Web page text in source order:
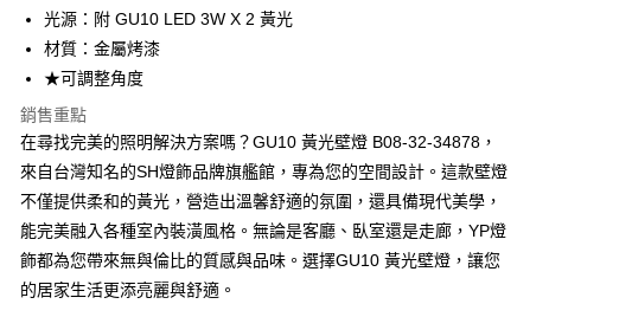
街口支付
悠遊付
Google Pay
AFTEE先享後付
相關說明
【關於「AFTEE先享後付」】
AFTEE先享後付是「在收到商品之後才付款」的支付方式。 讓您購物簡單
便利好安心！
ATM付款
光源：附 GU10 LED 3W X 2 黃光
材質：金屬烤漆
★可調整角度
銷售重點
在尋找完美的照明解決方案嗎？GU10 黃光壁燈 B08-32-34878，
來自台灣知名的SH燈飾品牌旗艦館，專為您的空間設計。這款壁燈
不僅提供柔和的黃光，營造出溫馨舒適的氛圍，還具備現代美學，
能完美融入各種室內裝潢風格。無論是客廳、臥室還是走廊，YP燈
飾都為您帶來無與倫比的質感與品味。選擇GU10 黃光壁燈，讓您
的居家生活更添亮麗與舒適。